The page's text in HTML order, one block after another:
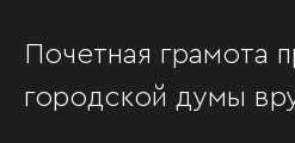
Почетная грамота
городской думы